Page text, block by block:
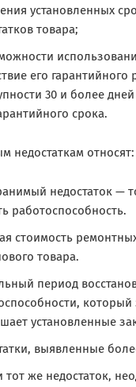
установленных
товара;
его
30 и более
срока.
недостаткам относят:
недостаток —
работоспособность.
стоимость
товара.
период
который
установленные
выявленные
тот же недостаток,